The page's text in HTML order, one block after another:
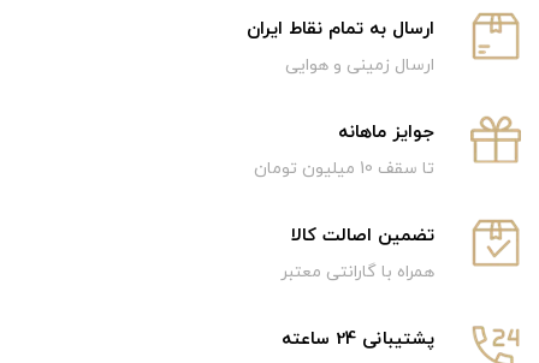
ارسال به تمام نقاط ایران
ارسال زمینی و هوایی
جوایز ماهانه
تا سقف 10 میلیون تومان
تضمین اصالت کالا
همراه با گارانتی معتبر
پشتیبانی 24 ساعته